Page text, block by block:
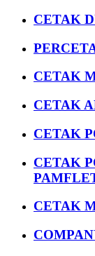
CETAK
CETAK
CETAK
CETAK
CETAK
CETAK